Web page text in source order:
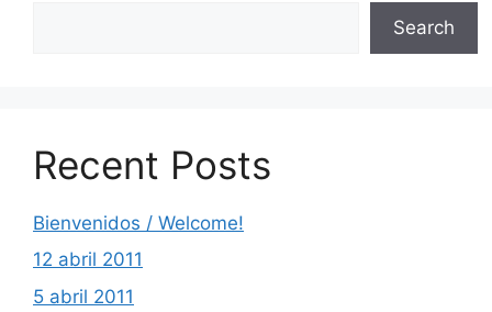
Search
Recent Posts
Bienvenidos / Welcome!
12 abril 2011
5 abril 2011